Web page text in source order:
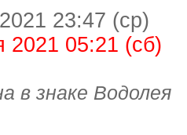
23:47 (ср)
2021 05:21 (сб)
в знаке Водолея